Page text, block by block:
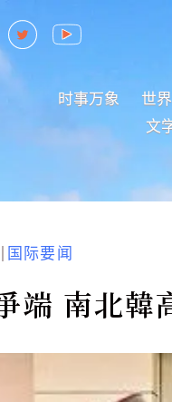
时事万象 世
文
国际要闻
端 南北韓